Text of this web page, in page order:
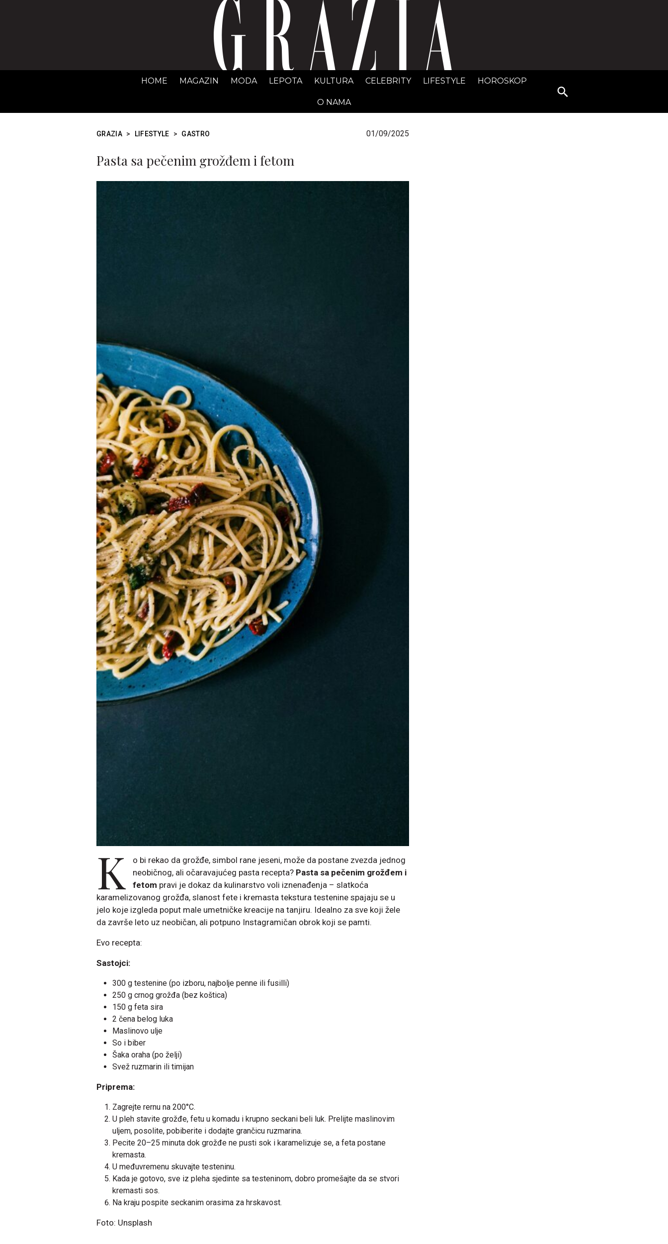
GRAZIA Srbija
HOME MAGAZIN MODA LEPOTA KULTURA CELEBRITY LIFESTYLE HOROSKOP
O NAMA
Search
for:
GRAZIA > LIFESTYLE > GASTRO 01/09/2025
Pasta sa pečenim grožđem i fetom
K
o bi rekao da grožđe, simbol rane jeseni, može da postane zvezda jednog
neobičnog, ali očaravajućeg pastа recepta? Pasta sa pečenim grožđem i
fetom pravi je dokaz da kulinarstvo voli iznenađenja – slatkoća
karamelizovanog grožđa, slanost fete i kremasta tekstura testenine spajaju se u
jelo koje izgleda poput male umetničke kreacije na tanjiru. Idealno za sve koji žele
da završe leto uz neobičan, ali potpuno Instagramičan obrok koji se pamti.
Evo recepta:
Sastojci:
300 g testenine (po izboru, najbolje penne ili fusilli)
250 g crnog grožđa (bez koštica)
150 g feta sira
2 čena belog luka
Maslinovo ulje
So i biber
Šaka oraha (po želji)
Svež ruzmarin ili timijan
Priprema:
Zagrejte rernu na 200°C.
U pleh stavite grožđe, fetu u komadu i krupno seckani beli luk. Prelijte maslinovim
uljem, posolite, pobiberite i dodajte grančicu ruzmarina.
Pecite 20–25 minuta dok grožđe ne pusti sok i karamelizuje se, a feta postane
kremasta.
U međuvremenu skuvajte testeninu.
Kada je gotovo, sve iz pleha sjedinte sa testeninom, dobro promešajte da se stvori
kremasti sos.
Na kraju pospite seckanim orasima za hrskavost.
Foto: Unsplash